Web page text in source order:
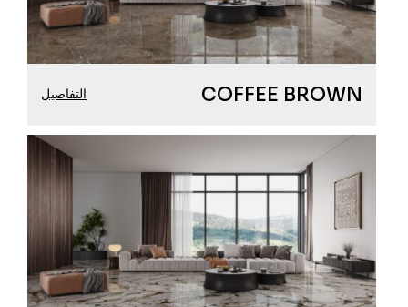
COFFEE BROWN التفاصيل